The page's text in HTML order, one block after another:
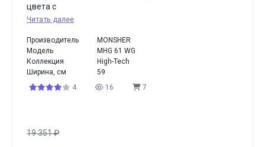
цвета с
Читать далее
Производитель
MONSHER
Модель
MHG 61 WG
Коллекция
High-Tech
Ширина, см
59
4
16 7
19 351₽